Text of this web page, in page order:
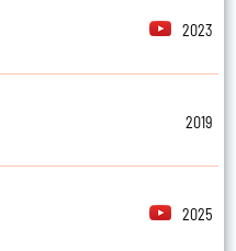
2023
2019
2025